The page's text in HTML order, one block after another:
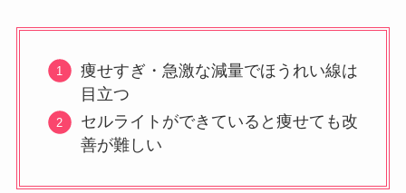
痩せすぎ・急激な減量でほうれい線は
目立つ
セルライトができていると痩せても改
善が難しい